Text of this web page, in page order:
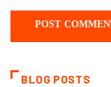
BLOG POSTS